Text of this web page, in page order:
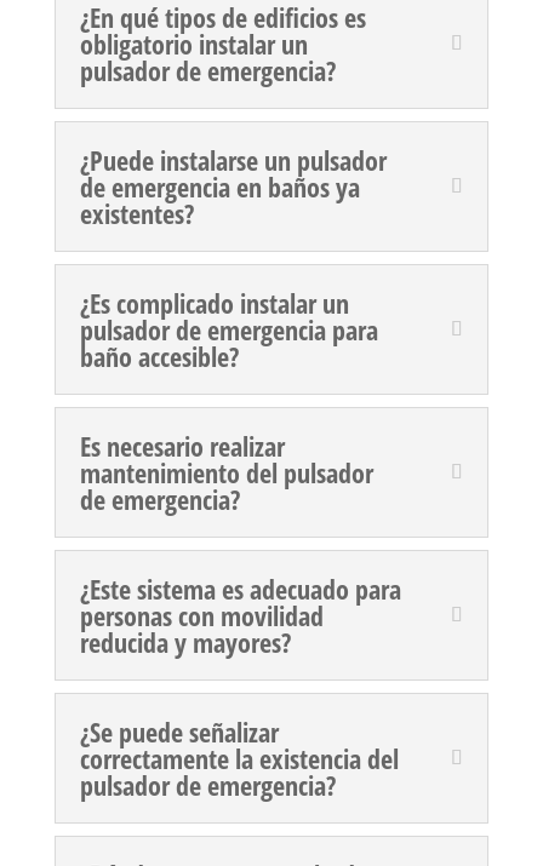
¿En qué tipos de edificios es
obligatorio instalar un
pulsador de emergencia?
¿Puede instalarse un pulsador
de emergencia en baños ya
existentes?
¿Es complicado instalar un
pulsador de emergencia para
baño accesible?
Es necesario realizar
mantenimiento del pulsador
de emergencia?
¿Este sistema es adecuado para
personas con movilidad
reducida y mayores?
¿Se puede señalizar
correctamente la existencia del
pulsador de emergencia?